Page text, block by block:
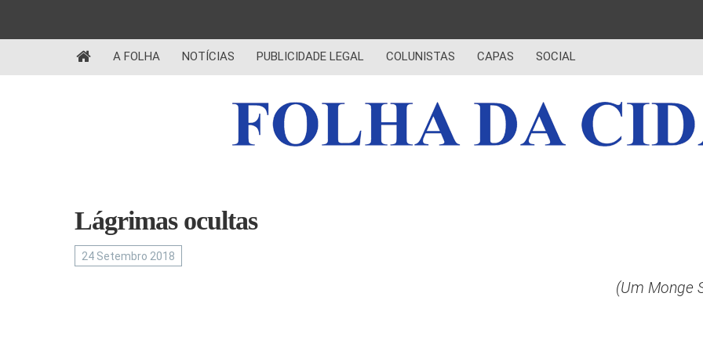
A FOLHA NOTÍCIAS PUBLICIDADE LEGAL COLUNISTAS CAPAS SOCIAL
Lágrimas ocultas
24 Setembro 2018
(Um Monge